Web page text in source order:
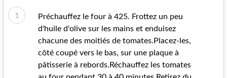
Préchauffez le four à 425. Frottez un peu
d'huile d'olive sur les mains et enduisez
chacune des moitiés de tomates.Placez-les,
côté coupé vers le bas, sur une plaque à
pâtisserie à rebords.Réchauffez les tomates